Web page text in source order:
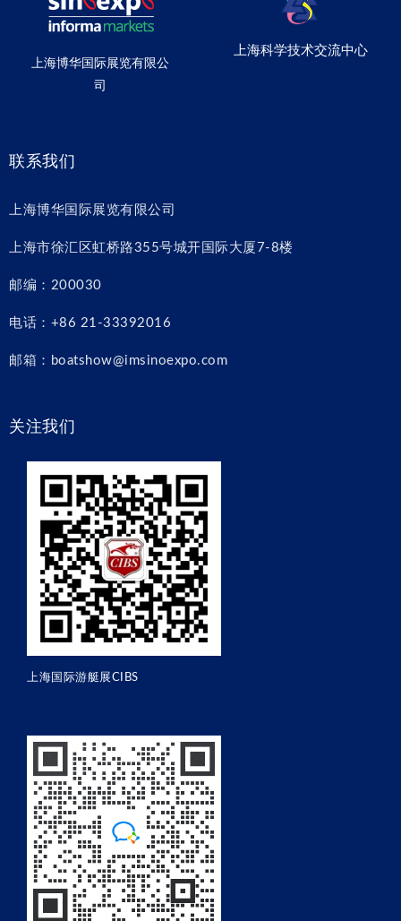
上海博华国际展览有限公
司
上海科学技术交流中心
联系我们
上海博华国际展览有限公司
上海市徐汇区虹桥路355号城开国际大厦7-8楼
邮编：200030
电话：+86 21-33392016
邮箱：boatshow@imsinoexpo.com
关注我们
上海国际游艇展CIBS